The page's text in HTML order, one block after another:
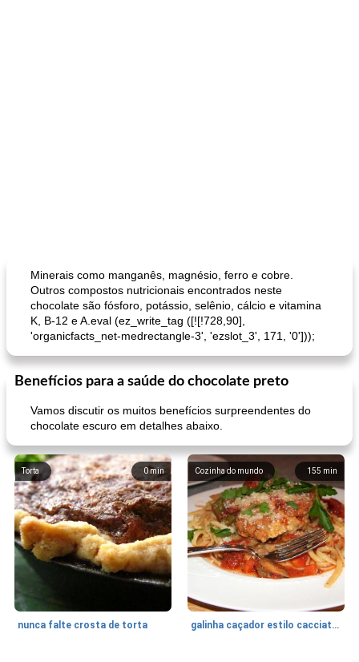
Minerais como manganês, magnésio, ferro e cobre.
Outros compostos nutricionais encontrados neste
chocolate são fósforo, potássio, selênio, cálcio e vitamina
K, B-12 e A.eval (ez_write_tag ([![!728,90],
'organicfacts_net-medrectangle-3', 'ezslot_3', 171, '0']));
Benefícios para a saúde do chocolate preto
Vamos discutir os muitos benefícios surpreendentes do
chocolate escuro em detalhes abaixo.
0min
Torta
nunca falte crosta de torta
155 min
Cozinha do mundo
galinha caçador estilo cacciatore